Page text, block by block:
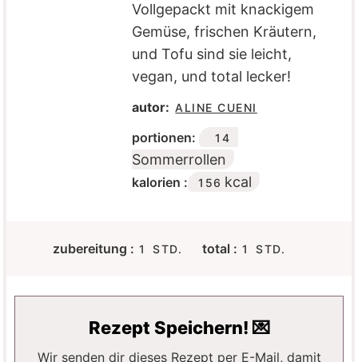
Vollgepackt mit knackigem
Gemüse, frischen Kräutern,
und Tofu sind sie leicht,
vegan, und total lecker!
autor: ALINE CUENI
portionen: 14
Sommerrollen
kalorien : 156 kcal
zubereitung : 1
S
N
E
STD. total : 1
N
E
STD.
Rezept Speichern! 💌
Wir senden dir dieses Rezept per E-Mail, damit